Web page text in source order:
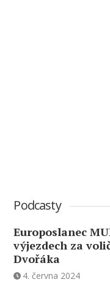
Podcasty
Europoslanec
výjezdech za
Dvořáka
4. června 2024